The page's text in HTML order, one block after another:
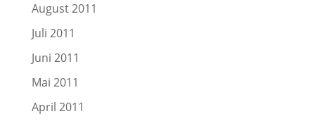
August 2011
Juli 2011
Juni 2011
Mai 2011
April 2011